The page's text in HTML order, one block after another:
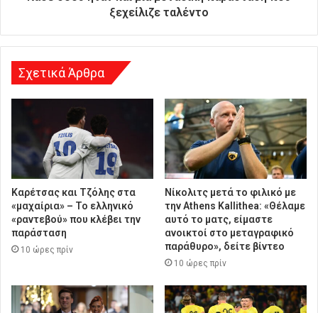
η
ξεχείλιζε ταλέντο
Σχετικά Άρθρα
Καρέτσας και Τζόλης στα
«μαχαίρια» – Το ελληνικό
«ραντεβού» που κλέβει την
παράσταση
10 ώρες πρίν
Νίκολιτς μετά το φιλικό με
την Athens Kallithea: «Θέλαμε
αυτό το ματς, είμαστε
ανοικτοί στο μεταγραφικό
παράθυρο», δείτε βίντεο
10 ώρες πρίν